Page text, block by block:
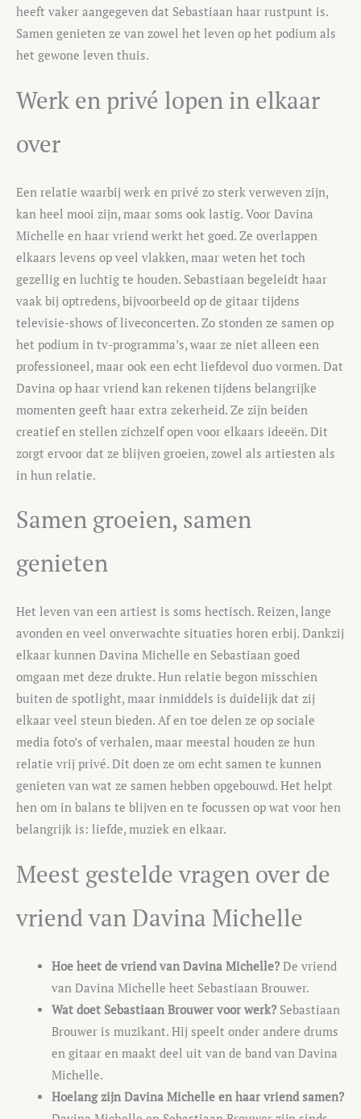
heeft vaker aangegeven dat Sebastiaan haar rustpunt is.
Samen genieten ze van zowel het leven op het podium als
het gewone leven thuis.
Werk en privé lopen in elkaar
over
Een relatie waarbij werk en privé zo sterk verweven zijn,
kan heel mooi zijn, maar soms ook lastig. Voor Davina
Michelle en haar vriend werkt het goed. Ze overlappen
elkaars levens op veel vlakken, maar weten het toch
gezellig en luchtig te houden. Sebastiaan begeleidt haar
vaak bij optredens, bijvoorbeeld op de gitaar tijdens
televisie-shows of liveconcerten. Zo stonden ze samen op
het podium in tv-programma’s, waar ze niet alleen een
professioneel, maar ook een echt liefdevol duo vormen. Dat
Davina op haar vriend kan rekenen tijdens belangrijke
momenten geeft haar extra zekerheid. Ze zijn beiden
creatief en stellen zichzelf open voor elkaars ideeën. Dit
zorgt ervoor dat ze blijven groeien, zowel als artiesten als
in hun relatie.
Samen groeien, samen
genieten
Het leven van een artiest is soms hectisch. Reizen, lange
avonden en veel onverwachte situaties horen erbij. Dankzij
elkaar kunnen Davina Michelle en Sebastiaan goed
omgaan met deze drukte. Hun relatie begon misschien
buiten de spotlight, maar inmiddels is duidelijk dat zij
elkaar veel steun bieden. Af en toe delen ze op sociale
media foto’s of verhalen, maar meestal houden ze hun
relatie vrij privé. Dit doen ze om echt samen te kunnen
genieten van wat ze samen hebben opgebouwd. Het helpt
hen om in balans te blijven en te focussen op wat voor hen
belangrijk is: liefde, muziek en elkaar.
Meest gestelde vragen over de
vriend van Davina Michelle
Hoe heet de vriend van Davina Michelle?De vriend
van Davina Michelle heet Sebastiaan Brouwer.
Wat doet Sebastiaan Brouwer voor werk?Sebastiaan
Brouwer is muzikant. Hij speelt onder andere drums
en gitaar en maakt deel uit van de band van Davina
Michelle.
Hoelang zijn Davina Michelle en haar vriend samen?